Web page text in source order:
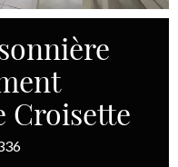
Croisette